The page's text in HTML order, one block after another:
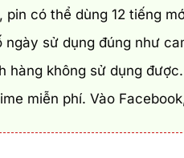
có thể dùng 12 tiếng
ngày sử dụng đúng như
hàng không sử dụng được.
miễn phí. Vào